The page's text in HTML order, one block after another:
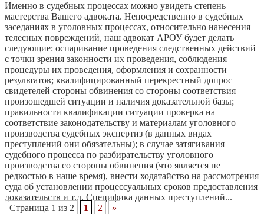
Именно в судебных процессах можно увидеть степень
мастерства Вашего адвоката. Непосредственно в судебных
заседаниях в уголовных процессах, относительно нанесения
телесных повреждений, наш адвокат АРОУ будет делать
следующие: оспаривание проведения следственных действий
с точки зрения законности их проведения, соблюдения
процедуры их проведения, оформления и сохранности
результатов; квалифицированный перекрестный допрос
свидетелей стороны обвинения со стороны соответствия
произошедшей ситуации и наличия доказательной базы;
правильности квалификации ситуации проверка на
соответствие законодательству и материалам уголовного
производства судебных экспертиз (в данных видах
преступлений они обязательны); в случае затягивания
судебного процесса по разбирательству уголовного
производства со стороны обвинения (что является не
редкостью в наше время), внести ходатайство на рассмотрения
суда об установлении процессуальных сроков предоставления
доказательств и т.д. Специфика данных преступлений...
Страница 1 из 2
1 2 »